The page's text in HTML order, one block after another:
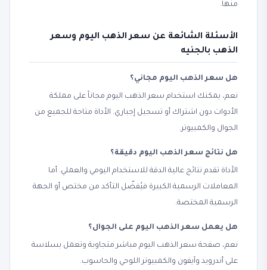
منها.
الأسئلة الشائعة عن سعر الذهب اليوم وسعر
الذهب بالجنيه
هل سعر الذهب اليوم مجاني؟
نعم، يمكنك استخدام سعر الذهب اليوم مجاناً على مملكة
الأدوات دون اشتراك أو تسجيل إجباري. الأداة متاحة للجميع من
الجوال والكمبيوتر.
هل نتائج سعر الذهب اليوم دقيقة؟
الأداة تقدم نتائج عالية الدقة للاستخدام اليومي والعملي. أما
المعاملات الرسمية الكبيرة فيُفضّل التأكد من مختص أو الجهة
الرسمية المختصة.
هل يعمل سعر الذهب اليوم على الجوال؟
نعم، صفحة سعر الذهب اليوم مباشر متجاوبة وتعمل بسلاسة
على أندرويد وآيفون والكمبيوتر اللوحي والحاسوب.